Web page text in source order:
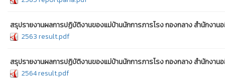
สรุปรายงานผลการปฏิบัติงานของแม่บ้านนักการภารโรง กองกลาง สำนักงาน
2563 result.pdf
สรุปรายงานผลการปฏิบัติงานของแม่บ้านนักการภารโรง กองกลาง สำนักงาน
2564 result.pdf